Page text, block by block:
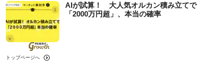
AIが試算！ 大人気オルカン積み立てで
「2000万円超」、本当の確率
トップページへ